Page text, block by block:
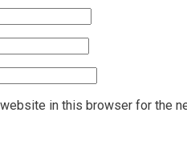
in this browser for the